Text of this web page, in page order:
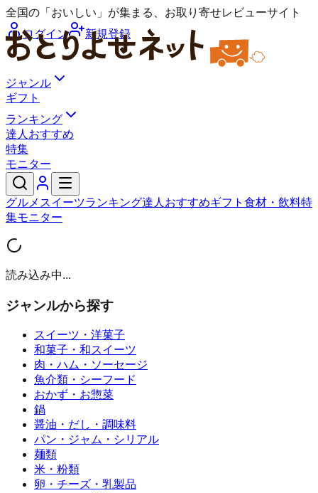
全国の「おいしい」が集まる、お取り寄せレビューサイト
ログイン
新規登録
ジャンル
ギフト
ランキング
達人おすすめ
特集
モニター
グルメ スイーツランキング達人おすすめギフト 食材・飲料特
集モニター
読み込み中...
ジャンルから探す
スイーツ・洋菓子
和菓子・和スイーツ
肉・ハム・ソーセージ
魚介類・シーフード
おかず・お惣菜
鍋
醤油・だし・調味料
パン・ジャム・シリアル
麺類
米・粉類
卵・チーズ・乳製品